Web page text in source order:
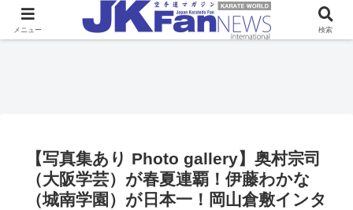
【写真集あり Photo gallery】奥村宗司
（大阪学芸）が春夏連覇！伊藤わかな
（城南学園）が日本一！岡山倉敷インタ
メニュー 検索